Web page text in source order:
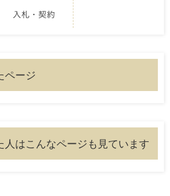
入札・契約
ページ
人はこんなページも見ています